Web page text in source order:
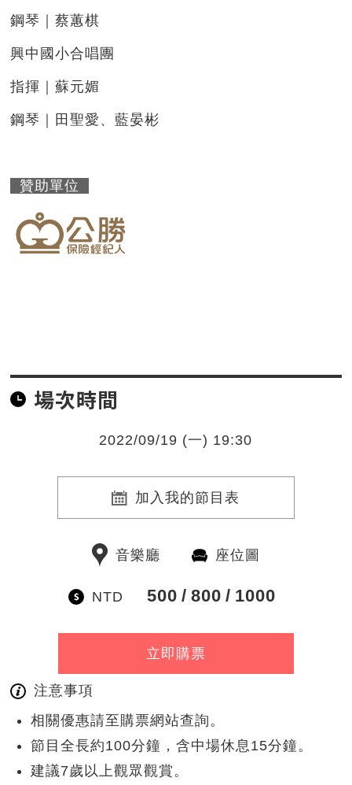
鋼琴｜蔡蕙棋
興中國小合唱團
指揮｜蘇元媚
鋼琴｜田聖愛、藍晏彬
贊助單位
場次時間
2022/09/19 (一) 19:30
加入我的節目表
音樂廳 座位圖
NTD 500 800 1000
立即購票
注意事項
相關優惠請至購票網站查詢。
節目全長約100分鐘，含中場休息15分鐘。
建議7歲以上觀眾觀賞。